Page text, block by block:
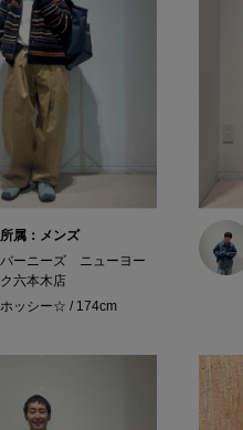
所属：メンズ
バーニーズ ニューヨー
ク六本木店
ホッシー☆ / 174cm